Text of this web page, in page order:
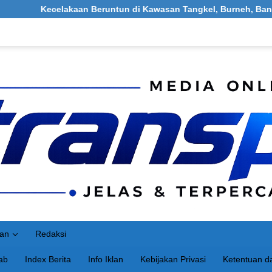
Beruntun di Kawasan Tangkel, Burneh, Bangkalan:
Redaksi
Index Berita Info Iklan Kebijakan Privasi Ketentuan